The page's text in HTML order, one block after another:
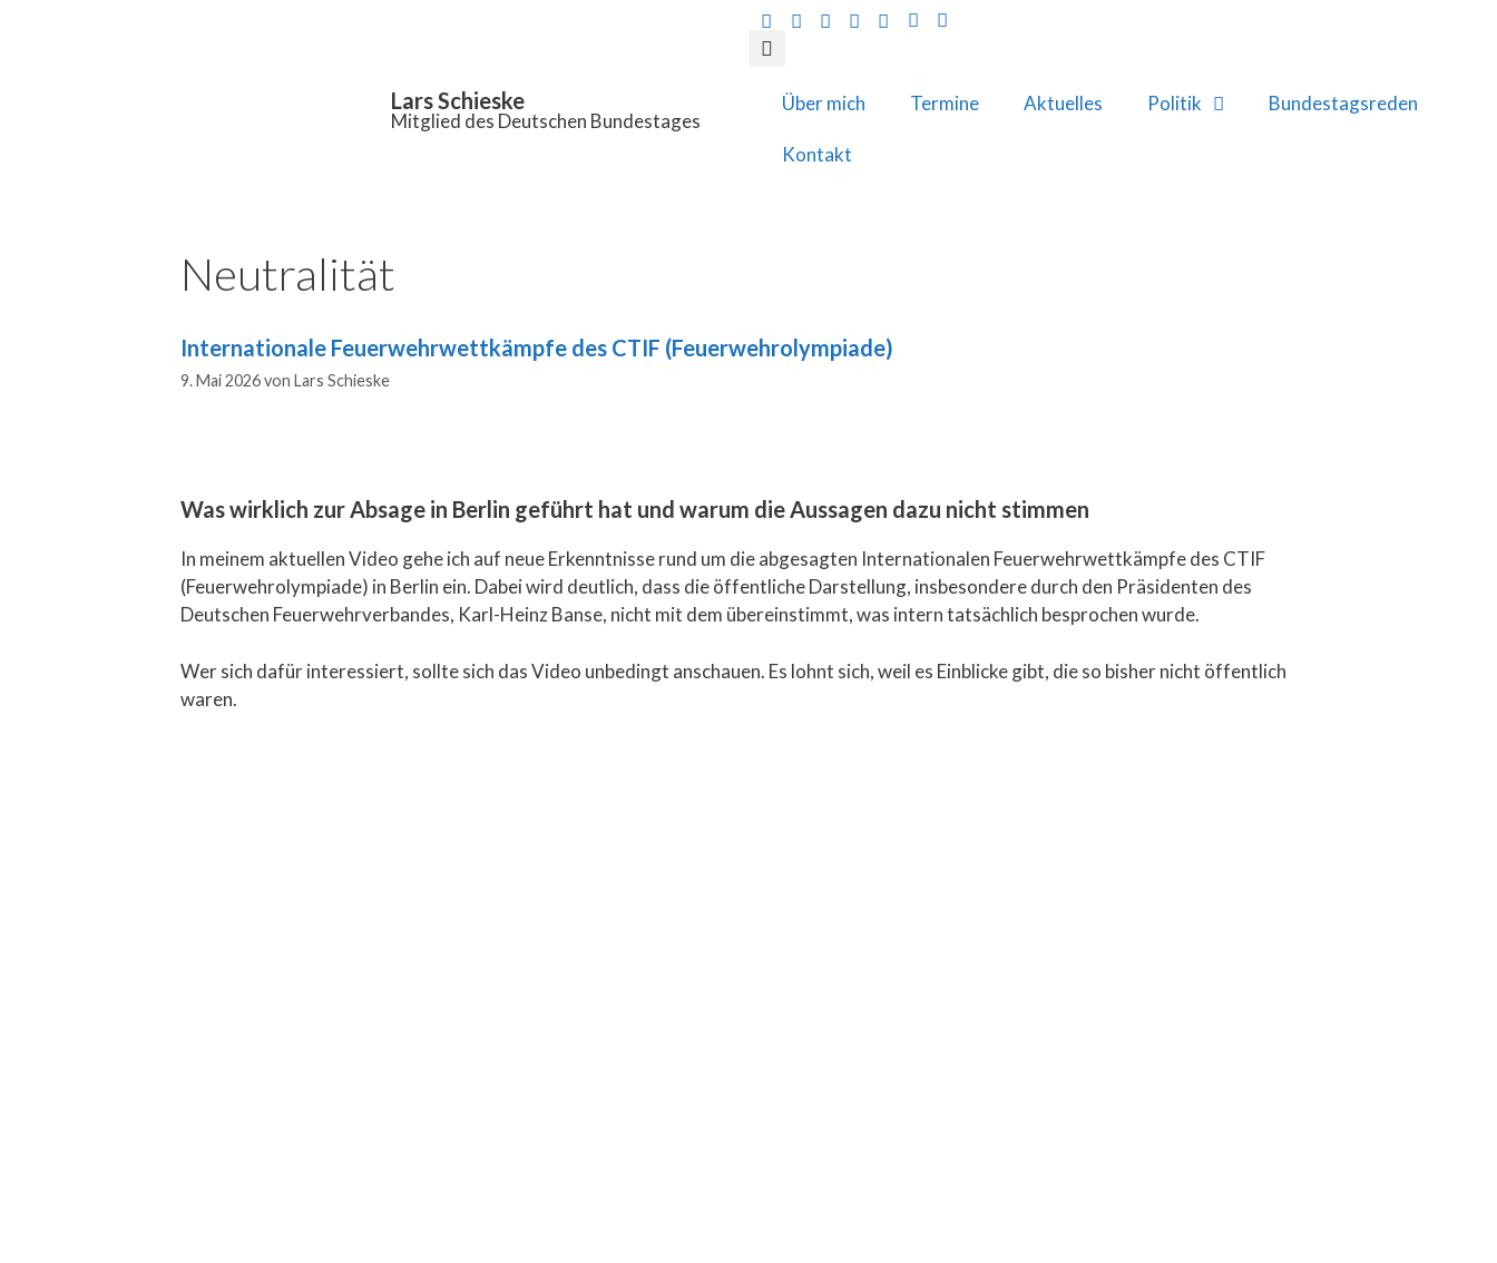
Lars Schieske
Mitglied des Deutschen Bundestages
Über mich Termine Aktuelles Politik Bundestagsreden
Kontakt
Neutralität
Internationale Feuerwehrwettkämpfe des CTIF (Feuerwehrolympiade)
9. Mai 2026von Lars Schieske
Was wirklich zur Absage in Berlin geführt hat und warum die Aussagen dazu nicht stimmen
In meinem aktuellen Video gehe ich auf neue Erkenntnisse rund um die abgesagten Internationalen Feuerwehrwettkämpfe des CTIF
(Feuerwehrolympiade) in Berlin ein. Dabei wird deutlich, dass die öffentliche Darstellung, insbesondere durch den Präsidenten des
Deutschen Feuerwehrverbandes, Karl-Heinz Banse, nicht mit dem übereinstimmt, was intern tatsächlich besprochen wurde.
Wer sich dafür interessiert, sollte sich das Video unbedingt anschauen. Es lohnt sich, weil es Einblicke gibt, die so bisher nicht öffentlich
waren.